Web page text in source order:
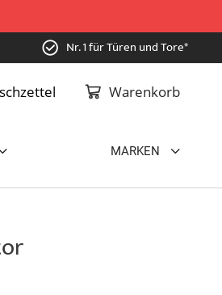
Nr. 1 für Türen und Tore*
Warenkorb
MARKEN